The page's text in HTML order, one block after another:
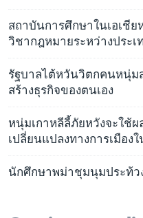
สถาบันการศึกษาในเอเชี
วิชากฎหมายระหว่างประเ
รัฐบาลไต้หวันวิตกคนหนุ่ม
สร้างธุรกิจของตนเอง
หนุ่มเกาหลีลี้ภัยหวังจะใช้ผ
เปลี่ยนแปลงทางการเมือง
นักศึกษาพม่าชุมนุมประท้ว